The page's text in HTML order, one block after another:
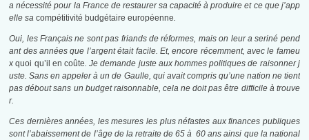
a nécessité pour la France de restaurer sa capacité à produire et ce que j’app
elle sacompétitivité budgétaire européenne.
Oui, les Français ne sont pas friands de réformes, mais on leur a seriné pend
ant des années que l’argent était facile. Et, encore récemment, avec le fameu
xquoi qu’il en coûte. Je demande juste aux hommes politiques de raisonner j
uste. Sans en appeler à un de Gaulle, qui avait compris qu’une nation ne tient
pas débout sans un budget raisonnable, cela ne doit pas être difficile à trouve
r.
Ces dernières années, les mesures les plus néfastes aux finances publiques
sont l’abaissement de l’âge de la retraite de 65 à 60 ans ainsi que la national